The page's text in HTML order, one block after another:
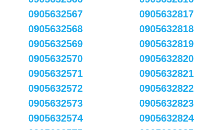
0905632567
0905632568
0905632569
0905632570
0905632571
0905632572
0905632573
0905632574
0905632817
0905632818
0905632819
0905632820
0905632821
0905632822
0905632823
0905632824